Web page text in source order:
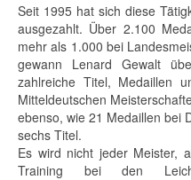
Seit 1995 hat sich diese
ausgezahlt. Über 2.100
mehr als 1.000 bei
gewann Lenard Gewalt
zahlreiche Titel, Medaillen
Mitteldeutschen
ebenso, wie 21 Medaillen bei
sechs Titel.
Es wird nicht jeder Meister,
Training bei den